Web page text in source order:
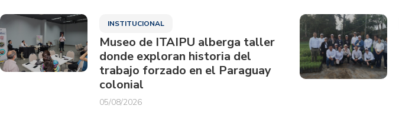
INSTITUCIONAL
Museo de ITAIPU alberga taller
donde exploran historia del
trabajo forzado en el Paraguay
colonial
05/08/2026